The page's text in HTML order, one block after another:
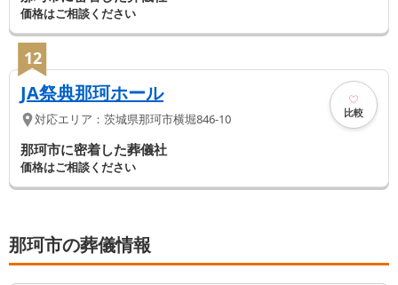
価格はご相談ください
12
JA祭典那珂ホール
対応エリア： 茨城県那珂市横堀846-10 比較
那珂市に密着した葬儀社
価格はご相談ください
那珂市の葬儀情報